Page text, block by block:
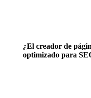
¿El creador de
optimizado para